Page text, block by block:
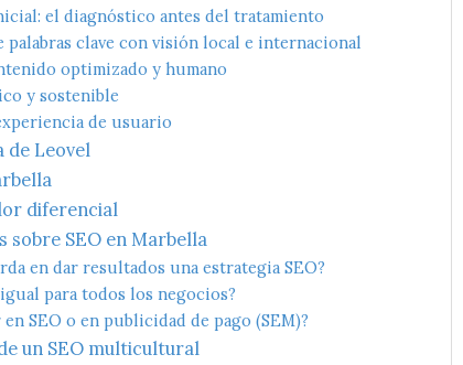
el diagnóstico antes del tratamiento
palabras clave con visión local e internacional
optimizado y humano
y sostenible
de usuario
de Leovel
diferencial
sobre SEO en Marbella
en dar resultados una estrategia SEO?
para todos los negocios?
SEO o en publicidad de pago (SEM)?
un SEO multicultural